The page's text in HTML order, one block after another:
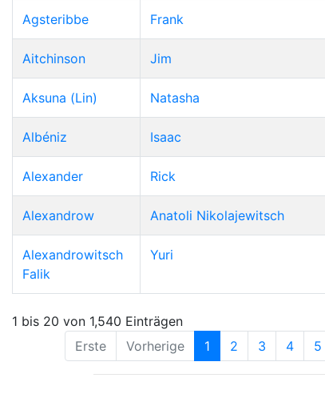
Agsteribbe Frank
Aitchinson Jim
Aksuna (Lin) Natasha
Albéniz Isaac
Alexander Rick
Alexandrow Anatoli Nikolajewitsch
Alexandrowitsch
Falik
Yuri
1 bis 20 von 1,540 Einträgen
Erste
Vorherige 1 2 3 4 5